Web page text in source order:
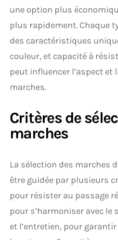
une option plus
plus rapidement. Chaque
des caractéristiques
couleur, et capacité à
peut influencer l’aspect et
marches.
Critères de
marches
La sélection des marches
être guidée par plusieurs
pour résister au passage
pour s’harmoniser avec le
et l’entretien, pour